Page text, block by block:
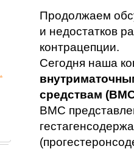
Продолжаем
и недостатков
контрацепции.
Сегодня наша
средствам
ВМС